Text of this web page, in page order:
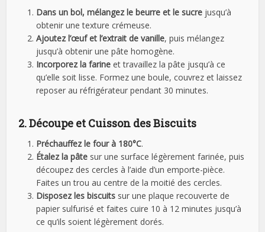
Dans un bol, mélangez le beurre et le sucre jusqu’à
obtenir une texture crémeuse.
Ajoutez l’œuf et l’extrait de vanille, puis mélangez
jusqu’à obtenir une pâte homogène.
Incorporez la farine et travaillez la pâte jusqu’à ce
qu’elle soit lisse. Formez une boule, couvrez et laissez
reposer au réfrigérateur pendant 30 minutes.
2. Découpe et Cuisson des Biscuits
Préchauffez le four à 180°C.
Étalez la pâte sur une surface légèrement farinée, puis
découpez des cercles à l’aide d’un emporte-pièce.
Faites un trou au centre de la moitié des cercles.
Disposez les biscuits sur une plaque recouverte de
papier sulfurisé et faites cuire 10 à 12 minutes jusqu’à
ce qu’ils soient légèrement dorés.